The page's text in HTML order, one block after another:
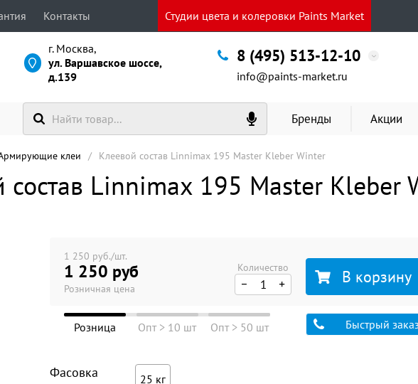
Контакты Студии цвета и колеровки Paints Market
г. Москва,
ул. Варшавское шоссе,
д.139
8 (495) 513-12-10
info@paints-market.ru
Бренды Акции
клеи Клеевой состав Linnimax 195 Master Kleber Winter
состав Linnimax 195 Master Kleber
1 250 руб./шт.
1 250 руб
Розничная цена
Количество В корзину
Быстрый
Розница Опт > 10 шт Опт > 50 шт
Фасовка 25 кг